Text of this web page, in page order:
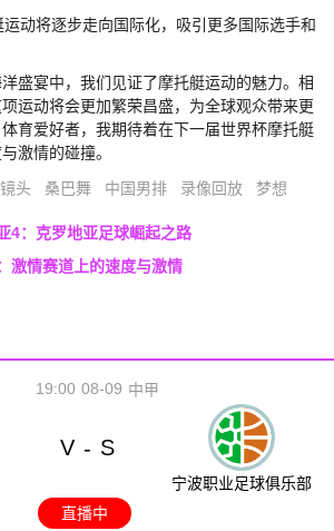
动将逐步走向国际化，吸引更多国际选手和
盛宴中，我们见证了摩托艇运动的魅力。相
运动将会更加繁荣昌盛，为全球观众带来更
育爱好者，我期待着在下一届世界杯摩托艇
激情的碰撞。
头 桑巴舞 中国男排 录像回放 梦想
4：克罗地亚足球崛起之路
激情赛道上的速度与激情
08-09
19:00 中甲
V - S
宁波职业足球俱乐部
直播中